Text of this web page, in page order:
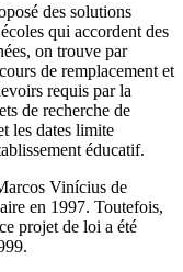
des solutions
qui accordent des
on trouve par
de remplacement et
requis par la
de recherche de
les dates limite
éducatif.
Vinícius de
en 1997. Toutefois,
projet de loi a été